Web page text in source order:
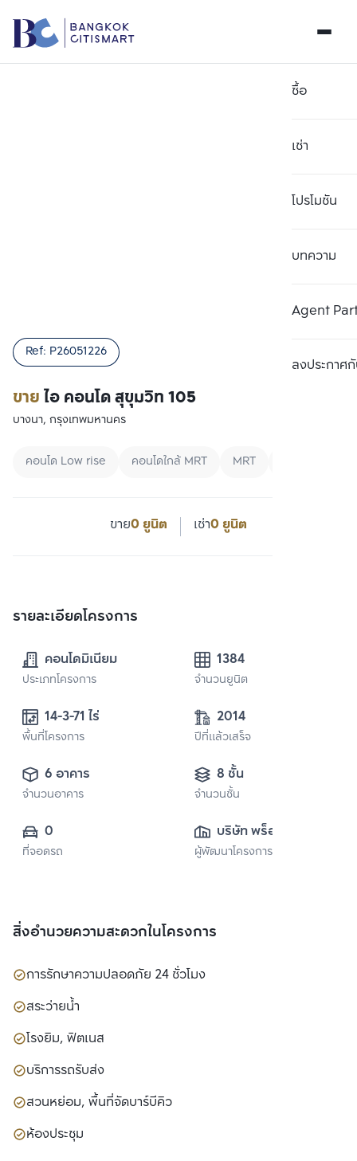
ซื้อ
เช่า
โปรโมชัน
บทความ
Agent
ลงประกาศกั
ขายไอ คอนโด สุขุมวิท 105
Ref: P26051226
บางนา, กรุงเทพมหานคร
คอนโด Low rise คอนโดใกล้ MRT MRT
ขาย0 ยูนิต เช่า0 ยูนิต
รายละเอียดโครงการ
คอนโดมิเนียม
ประเภทโครงการ
1384
จำนวนยูนิต
14-3-71 ไร่
พื้นที่โครงการ
2014
ปีที่แล้วเสร็จ
6 อาคาร
จำนวนอาคาร
8 ชั้น
จำนวนชั้น
0
ที่จอดรถ
บริษัท พร็อพเพอร์
ตี้ เพอร์เฟค จำกัด
ผู้พัฒนาโครงการ
สิ่งอำนวยความสะดวกในโครงการ
การรักษาความปลอดภัย 24 ชั่วโมง
สระว่ายน้ำ
โรงยิม, ฟิตเนส
บริการรถรับส่ง
สวนหย่อม, พื้นที่จัดบาร์บีคิว
ห้องประชุม